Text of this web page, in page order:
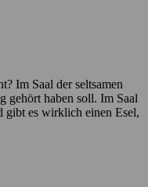
Im Saal der seltsamen
gehört haben soll. Im Saal
gibt es wirklich einen Esel,